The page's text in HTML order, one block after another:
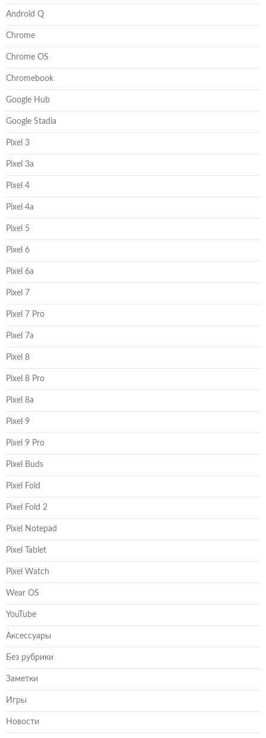
Android Q
Chrome
Chrome OS
Chromebook
Google Hub
Google Stadia
Pixel 3
Pixel 3a
Pixel 4
Pixel 4a
Pixel 5
Pixel 6
Pixel 6a
Pixel 7
Pixel 7 Pro
Pixel 7a
Pixel 8
Pixel 8 Pro
Pixel 8a
Pixel 9
Pixel 9 Pro
Pixel Buds
Pixel Fold
Pixel Fold 2
Pixel Notepad
Pixel Tablet
Pixel Watch
Wear OS
YouTube
Аксессуары
Без рубрики
Заметки
Игры
Новости